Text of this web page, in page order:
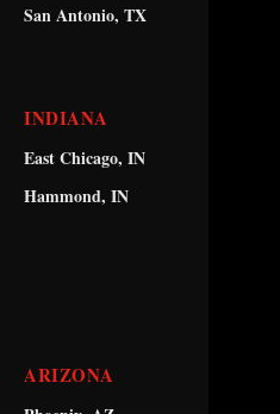
San Antonio, TX
INDIANA
East Chicago, IN
Hammond, IN
ARIZONA